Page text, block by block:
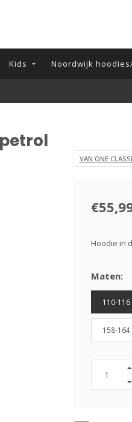
Kids Noordwijk
VAN ONE
Hoodie in
Maten:
110-116
158-164